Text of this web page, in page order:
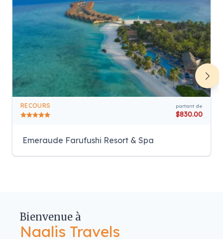
RECOURS partant de
$830.00
Emeraude Farufushi Resort & Spa
Bienvenue à
Naalis Travels